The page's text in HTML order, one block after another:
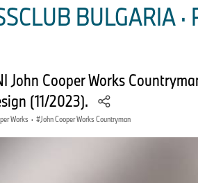
BULGARIA ·
John Cooper Works
(11/2023).
Works · John Cooper Works Countryman